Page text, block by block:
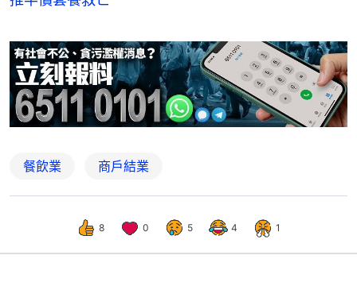
餐飲業 商戶結業
8 0 5 4 1